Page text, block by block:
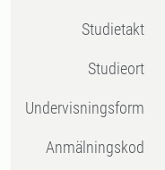
Studietakt
Studieort
Undervisningsform
Anmälningskod